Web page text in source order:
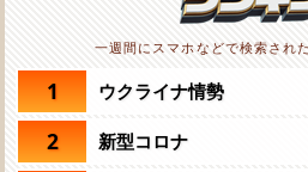
一週間にスマホなどで検索され
1 ウクライナ情勢
2 新型コロナ